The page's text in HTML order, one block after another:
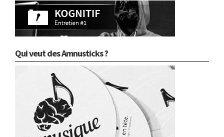
Qui veut des Amnusticks ?